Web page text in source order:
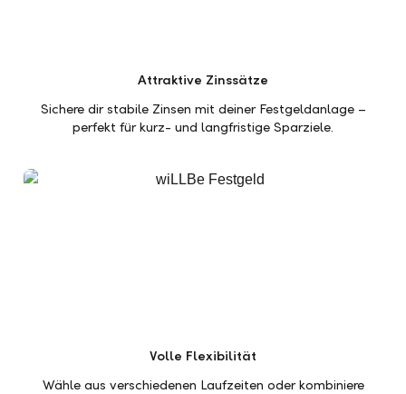
Attraktive Zinssätze
Sichere dir stabile Zinsen mit deiner Festgeldanlage –
perfekt für kurz- und langfristige Sparziele.
Volle Flexibilität
Wähle aus verschiedenen Laufzeiten oder kombiniere